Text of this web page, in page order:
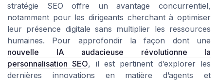
stratégie SEO offre un avantage concurrentiel,
notamment pour les dirigeants cherchant à optimiser
leur présence digitale sans multiplier les ressources
humaines. Pour approfondir la façon dont une
nouvelle IA audacieuse révolutionne la
personnalisation SEO, il est pertinent d’explorer les
dernières innovations en matière d’agents et